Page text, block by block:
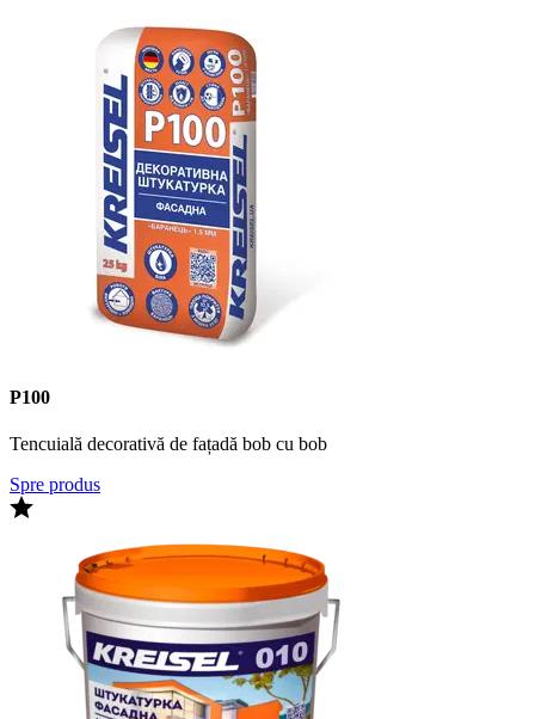
Р100
Tencuială decorativă de fațadă bob cu bob
Spre produs